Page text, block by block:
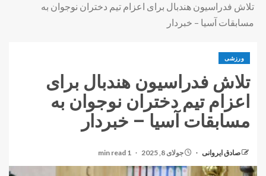
تلاش فدراسیون هندبال برای اعزام تیم دختران نوجوان به
مسابقات آسیا – خبردار
ورزشی
تلاش فدراسیون هندبال برای
اعزام تیم دختران نوجوان به
مسابقات آسیا – خبردار
صادق ایروانی جولای 8, 2025 1 min read